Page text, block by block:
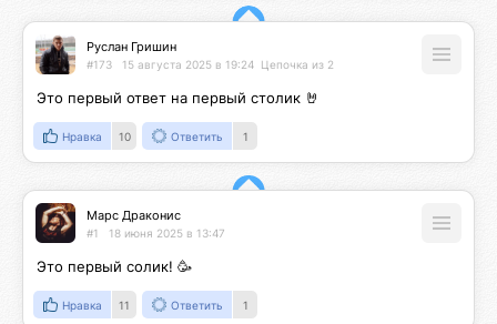
Руслан Гришин
#173 15 августа 2025 в 19:24 Цепочка из 2
Это первый ответ на первый столик 🤘
Нравка 10 Ответить 1
Марс Драконис
#1 18 июня 2025 в 13:47
Это первый солик! 🥳
Нравка 11 Ответить 1